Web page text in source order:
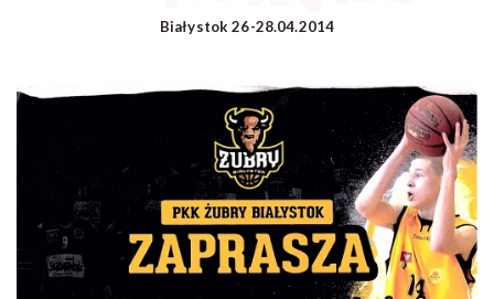
Białystok 26-28.04.2014